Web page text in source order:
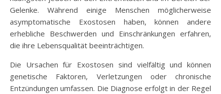
Gelenke. Während einige Menschen möglicherweise
asymptomatische Exostosen haben, können andere
erhebliche Beschwerden und Einschränkungen erfahren,
die ihre Lebensqualität beeinträchtigen.
Die Ursachen für Exostosen sind vielfältig und können
genetische Faktoren, Verletzungen oder chronische
Entzündungen umfassen. Die Diagnose erfolgt in der Regel